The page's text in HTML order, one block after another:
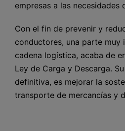
empresas a las necesidades
Con el fin de prevenir y
conductores, una parte muy
cadena logística, acaba de
Ley de Carga y Descarga.
definitiva, es mejorar la
transporte de mercancías y